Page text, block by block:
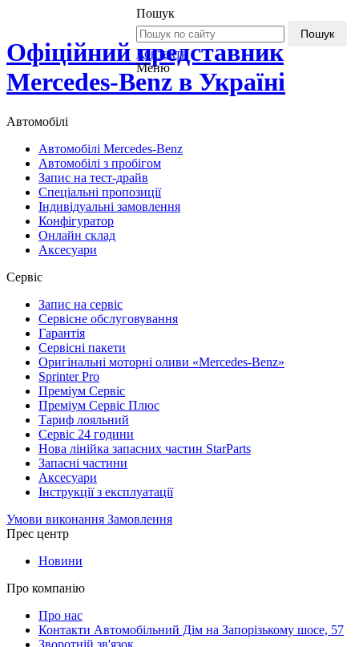
Офіційний представник
Mercedes-Benz в Україні
Пошук
Пошук
Контакти
Меню
Автомобілі
Автомобілі Mercedes-Benz
Автомобілі з пробігом
Запис на тест-драйв
Спеціальні пропозиції
Індивідуальні замовлення
Конфігуратор
Онлайн склад
Аксесуари
Сервіс
Запис на сервіс
Сервісне обслуговування
Гарантія
Сервісні пакети
Оригінальні моторні оливи «Mercedes-Benz»
Sprinter Pro
Преміум Сервіс
Преміум Сервіс Плюс
Тариф лояльний
Сервіс 24 години
Нова лінійка запасних частин StarParts
Запасні частини
Аксесуари
Інструкції з експлуатації
Умови виконання Замовлення
Прес центр
Новини
Про компанію
Про нас
Контакти Автомобільний Дім на Запорізькому шосе, 57
Зворотній зв'язок